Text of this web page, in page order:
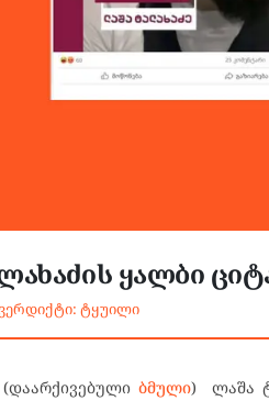
ყალბი
ვერდიქტი: ტყუილი
ბმული) ლაშა